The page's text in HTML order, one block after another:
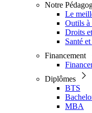
Notre
Le
Outils à
Droits
Santé
Financement
Diplômes
BTS
MBA